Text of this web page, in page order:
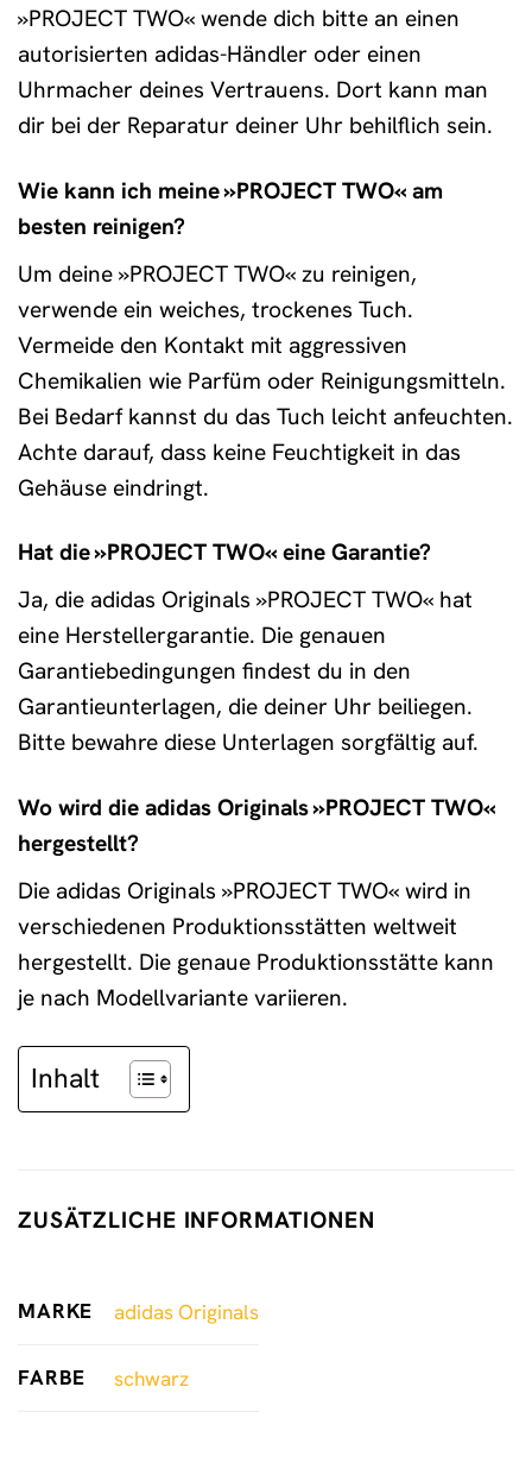
»PROJECT TWO« wende dich bitte an einen
autorisierten adidas-Händler oder einen
Uhrmacher deines Vertrauens. Dort kann man
dir bei der Reparatur deiner Uhr behilflich sein.
Wie kann ich meine »PROJECT TWO« am
besten reinigen?
Um deine »PROJECT TWO« zu reinigen,
verwende ein weiches, trockenes Tuch.
Vermeide den Kontakt mit aggressiven
Chemikalien wie Parfüm oder Reinigungsmitteln.
Bei Bedarf kannst du das Tuch leicht anfeuchten.
Achte darauf, dass keine Feuchtigkeit in das
Gehäuse eindringt.
Hat die »PROJECT TWO« eine Garantie?
Ja, die adidas Originals »PROJECT TWO« hat
eine Herstellergarantie. Die genauen
Garantiebedingungen findest du in den
Garantieunterlagen, die deiner Uhr beiliegen.
Bitte bewahre diese Unterlagen sorgfältig auf.
Wo wird die adidas Originals »PROJECT TWO«
hergestellt?
Die adidas Originals »PROJECT TWO« wird in
verschiedenen Produktionsstätten weltweit
hergestellt. Die genaue Produktionsstätte kann
je nach Modellvariante variieren.
Inhalt
ZUSÄTZLICHE INFORMATIONEN
MARKE adidas Originals
FARBE schwarz